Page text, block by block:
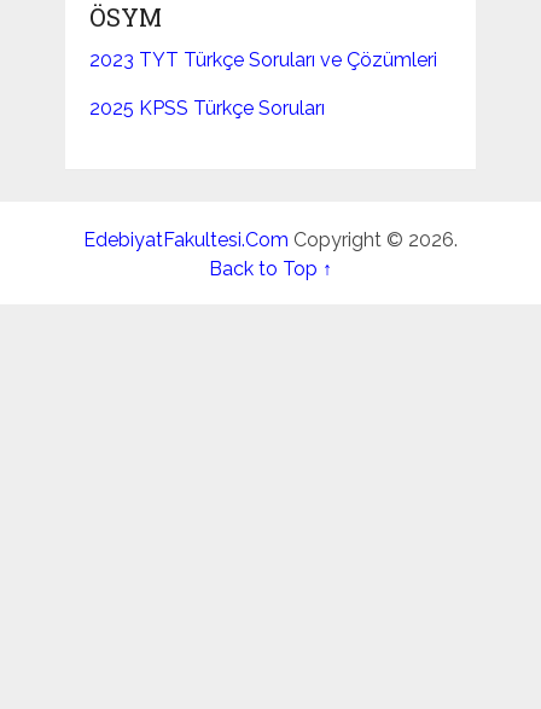
ÖSYM
2023 TYT Türkçe Soruları ve Çözümleri
2025 KPSS Türkçe Soruları
EdebiyatFakultesi.Com Copyright © 2026.
Back to Top ↑